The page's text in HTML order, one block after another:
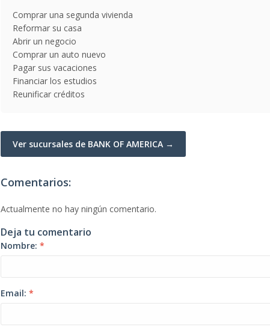
Comprar una segunda vivienda
Reformar su casa
Abrir un negocio
Comprar un auto nuevo
Pagar sus vacaciones
Financiar los estudios
Reunificar créditos
Ver sucursales de BANK OF AMERICA →
Comentarios:
Actualmente no hay ningún comentario.
Deja tu comentario
Nombre: *
Email: *